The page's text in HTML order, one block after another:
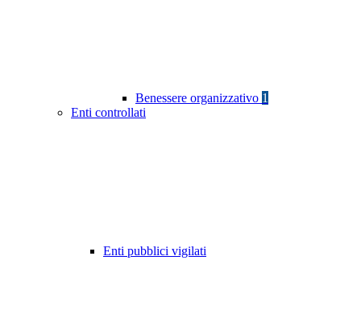
Benessere organizzativo 1
Enti controllati
Enti pubblici vigilati